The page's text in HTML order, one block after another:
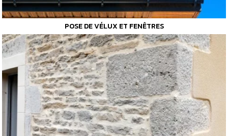
POSE DE VÉLUX ET FENÊTRES